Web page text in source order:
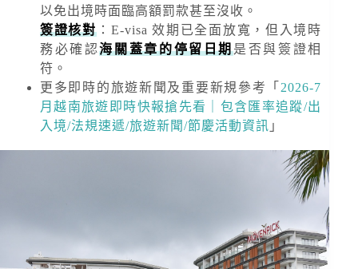
以免出境時面臨高額罰款甚至沒收。
簽證核對：E-visa 效期已全面放寬，但入境時
務必確認海關蓋章的停留日期是否與簽證相
符。
更多即時的旅遊新聞及重要新規參考「 2026-7
月越南旅遊即時快報搶先看｜包含匯率追蹤/出
入境/法規速遞/旅遊新聞/節慶活動資訊 」